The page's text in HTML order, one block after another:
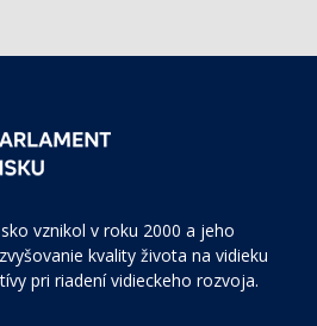
vznikol v roku 2000 a jeho
kvality života na vidieku
pri riadení vidieckeho rozvoja.